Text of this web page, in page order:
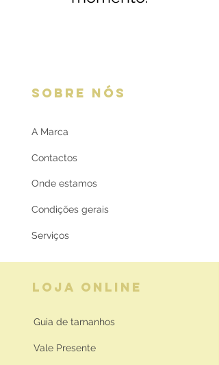
SOBRE NÓS
A Marca
Contactos
Onde estamos
Condições gerais
Serviços
LOJA ONLINE
Guia de tamanhos
Vale Presente